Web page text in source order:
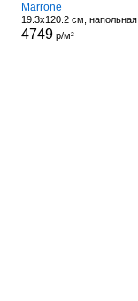
Marrone
19.3x120.2 см, напольная
4749р/м²